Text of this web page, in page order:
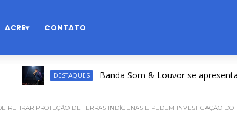
ACRE CONTATO
DESTAQUES Banda Som & Louvor se apresenta na
RETIRAR PROTEÇÃO DE TERRAS INDÍGENAS E PEDEM INVESTIGAÇÃO DO